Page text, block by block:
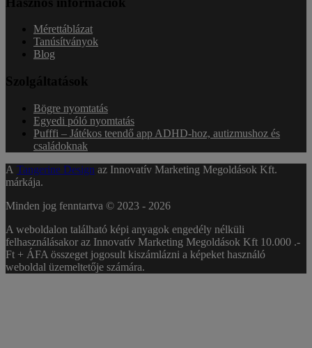
Mérettáblázat
Tanúsítványok
Blog
Szolgáltatások
Bögre nyomtatás
Egyedi póló nyomtatás
Pufffi – Játékos teendő app ADHD-hoz, autizmushoz és
családoknak
A Tangerine Design az Innovatív Marketing Megoldások Kft.
márkája.
Minden jog fenntartva © 2023 - 2026
A weboldalon található képi anyagok engedély nélküli
felhasználásakor az Innovatív Marketing Megoldások Kft 10.000 .-
Ft + ÁFA összeget jogosult kiszámlázni a képeket használó
weboldal üzemeltetője számára.